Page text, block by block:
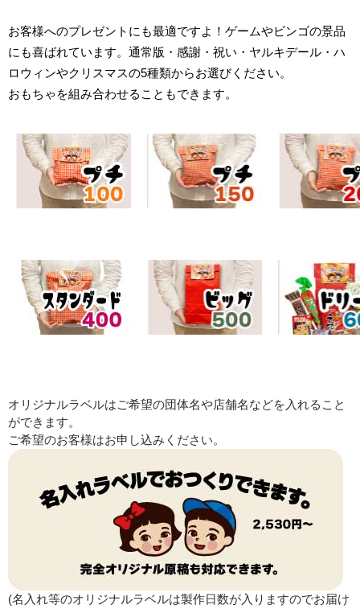
お客様へのプレゼントにも最適ですよ！ゲームやビンゴの景品
にも喜ばれています。通常版・感謝・祝い・ヤルキデール・ハ
ロウィンやクリスマスの5種類からお選びください。
おもちゃを組み合わせることもできます。
オリジナルラベルはご希望の団体名や店舗名などを入れること
ができます。
ご希望のお客様はお申し込みください。
(名入れ等のオリジナルラベルは製作日数が入りますのでお届け